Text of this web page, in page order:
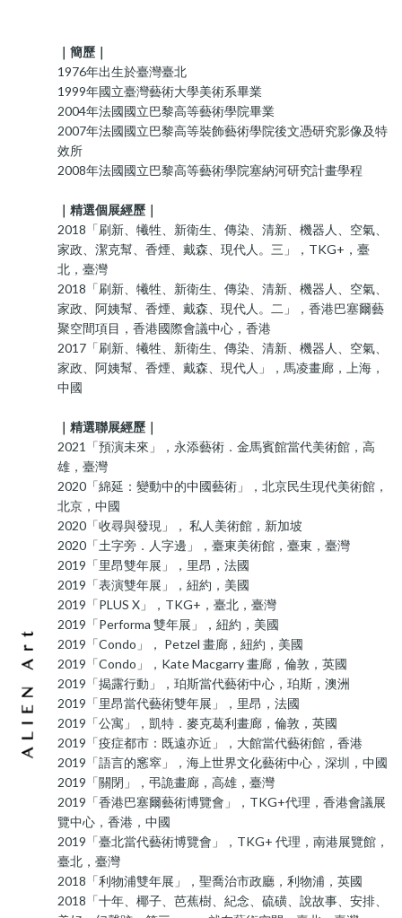
｜簡歷｜
1976年出生於臺灣臺北
1999年國立臺灣藝術大學美術系畢業
2004年法國國立巴黎高等藝術學院畢業
2007年法國國立巴黎高等裝飾藝術學院後文憑研究影像及特
效所
2008年法國國立巴黎高等藝術學院塞納河研究計畫學程
｜精選個展經歷｜
2018「刷新、犧牲、新衛生、傳染、清新、機器人、空氣、
家政、潔克幫、香煙、戴森、現代人。三」，TKG+‬，臺
北，臺灣
2018「刷新、犧牲、新衛生、傳染、清新、機器人、空氣、
家政、阿姨幫、香煙、戴森、現代人。二」，香港巴塞爾藝
聚空間項目，香港國際會議中心，香港
2017「刷新、犧牲、新衛生、傳染、清新、機器人、空氣、
家政、阿姨幫、香煙、戴森、現代人」，馬凌畫廊，上海，
中國
｜精選聯展經歷｜
2021「預演未來」，永添藝術．金馬賓館當代美術館，高
雄，臺灣
2020「綿延：變動中的中國藝術」，北京民生現代美術館，
北京，中國
2020「收尋與發現」， 私人美術館，新加坡
2020「土字旁．人字邊」，臺東美術館，臺東，臺灣
2019「里昂雙年展」，里昂，法國
2019「表演雙年展」，紐約，美國
2019「PLUS X」，TKG+‬，臺北，臺灣
2019「Performa 雙年展」，紐約，美國
2019「Condo」， Petzel 畫廊，紐約，美國
2019「Condo」，Kate Macgarry 畫廊，倫敦，英國
2019「揭露行動」，珀斯當代藝術中心，珀斯，澳洲
2019「里昂當代藝術雙年展」，里昂，法國
2019「公寓」，凱特．麥克葛利畫廊，倫敦，英國
2019「疫症都市：既遠亦近」，大館當代藝術館，香港
2019「語言的窸窣」，海上世界文化藝術中心，深圳，中國
2019「關閉」，弔詭畫廊，高雄，臺灣
2019「香港巴塞爾藝術博覽會」，TKG+代理，香港會議展
覽中心，香港，中國
2019「臺北當代藝術博覽會」，TKG+ 代理，南港展覽館，
臺北，臺灣
2018「利物浦雙年展」，聖喬治市政廳，利物浦，英國
2018「十年、椰子、芭蕉樹、紀念、硫磺、說故事、安排、